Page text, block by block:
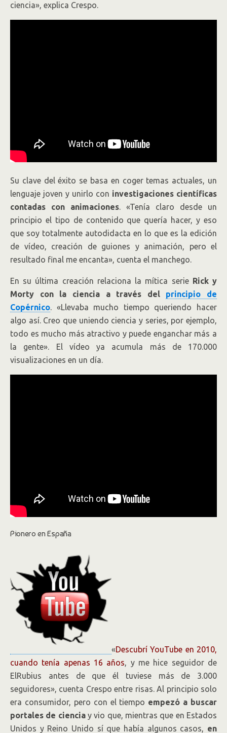
ciencia», explica Crespo.
Su clave del éxito se basa en coger temas actuales, un
lenguaje joven y unirlo con investigaciones científicas
contadas con animaciones. «Tenía claro desde un
principio el tipo de contenido que quería hacer, y eso
que soy totalmente autodidacta en lo que es la edición
de vídeo, creación de guiones y animación, pero el
resultado final me encanta», cuenta el manchego.
En su última creación relaciona la mítica serie Rick y
Morty con la ciencia a través del principio de
Copérnico. «Llevaba mucho tiempo queriendo hacer
algo así. Creo que uniendo ciencia y series, por ejemplo,
todo es mucho más atractivo y puede enganchar más a
la gente». El vídeo ya acumula más de 170.000
visualizaciones en un día.
Pionero en España
«Descubrí YouTube en 2010,
cuando tenía apenas 16 años, y me hice seguidor de
ElRubius antes de que él tuviese más de 3.000
seguidores», cuenta Crespo entre risas. Al principio solo
era consumidor, pero con el tiempo empezó a buscar
portales de cienciay vio que, mientras que en Estados
Unidos y Reino Unido sí que había algunos casos, en